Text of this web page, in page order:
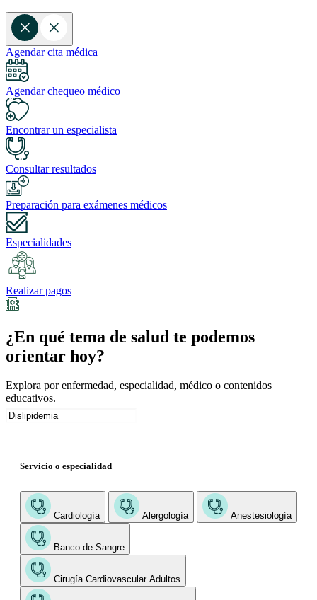
Agendar cita médica
Agendar chequeo médico
Encontrar un especialista
Consultar resultados
Preparación para exámenes médicos
Especialidades
Realizar pagos
¿En qué tema de salud te podemos
orientar hoy?
Explora por enfermedad, especialidad, médico o contenidos
educativos.
Servicio o especialidad
Cardiología Alergología Anestesiología
Banco de Sangre
Cirugía Cardiovascular Adultos